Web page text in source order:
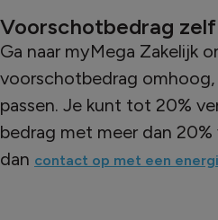
Voorschotbedrag zelf
Ga naar myMega Zakelijk
voorschotbedrag
passen. Je kunt tot 20%
bedrag met meer dan 20%
dan contact op met een